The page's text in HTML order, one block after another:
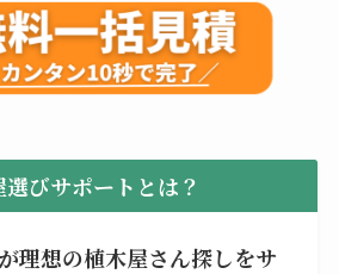
選びサポートとは？
理想の植木屋さん探しをサ